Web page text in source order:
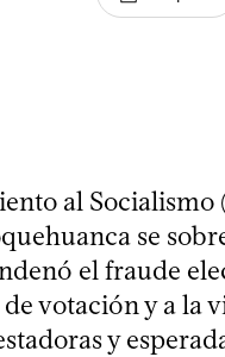
al Socialismo
se
el fraude
votación y a la
y